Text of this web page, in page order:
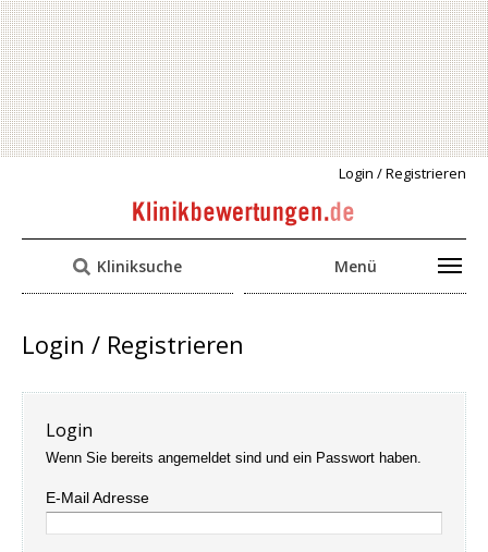
Login / Registrieren
Kliniksuche Menü
Login / Registrieren
Login
Wenn Sie bereits angemeldet sind und ein Passwort haben.
E-Mail Adresse